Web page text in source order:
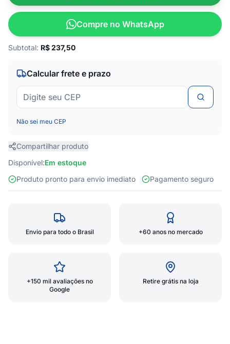
Compre no WhatsApp
Subtotal: R$237,50
Calcular frete e prazo
Não sei meu CEP
Compartilhar produto
Disponível:Em estoque
Produto pronto para envio imediato
Pagamento seguro
Envio para todo o Brasil +60 anos no mercado
+150 mil avaliações no
Google
Retire grátis na loja